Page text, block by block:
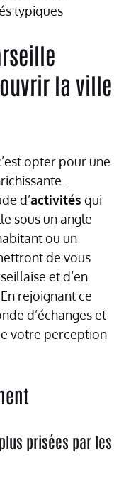
typiques
la ville
opter pour une
d’activités qui
sous un angle
ou un
de vous
et d’en
rejoignant ce
d’échanges et
votre perception
prisées par les